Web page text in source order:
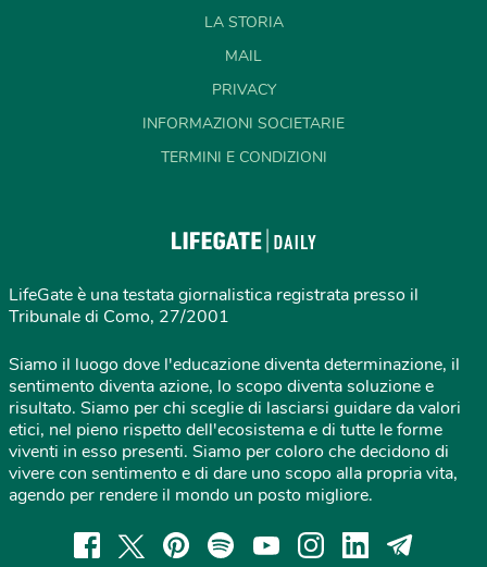
LA STORIA
MAIL
PRIVACY
INFORMAZIONI SOCIETARIE
TERMINI E CONDIZIONI
LifeGate è una testata giornalistica registrata presso il
Tribunale di Como, 27/2001
Siamo il luogo dove l'educazione diventa determinazione, il
sentimento diventa azione, lo scopo diventa soluzione e
risultato. Siamo per chi sceglie di lasciarsi guidare da valori
etici, nel pieno rispetto dell'ecosistema e di tutte le forme
viventi in esso presenti. Siamo per coloro che decidono di
vivere con sentimento e di dare uno scopo alla propria vita,
agendo per rendere il mondo un posto migliore.